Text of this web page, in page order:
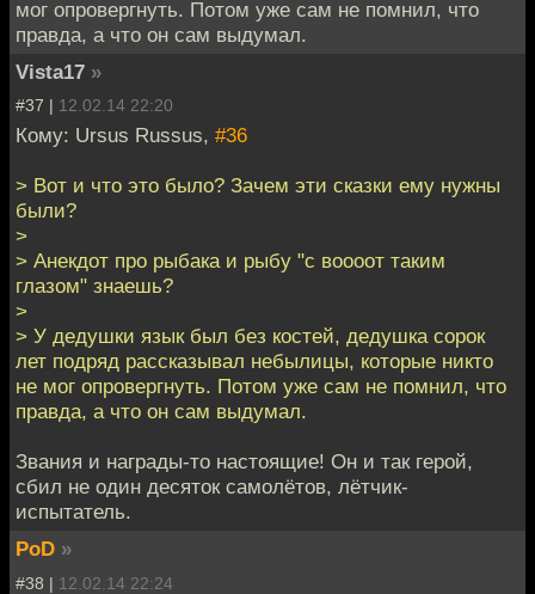
мог опровергнуть. Потом уже сам не помнил, что
правда, а что он сам выдумал.
Vista17 »
#37 | 12.02.14 22:20
Кому: Ursus Russus, #36
> Вот и что это было? Зачем эти сказки ему нужны
были?
>
> Анекдот про рыбака и рыбу "с воооот таким
глазом" знаешь?
>
> У дедушки язык был без костей, дедушка сорок
лет подряд рассказывал небылицы, которые никто
не мог опровергнуть. Потом уже сам не помнил, что
правда, а что он сам выдумал.
Звания и награды-то настоящие! Он и так герой,
сбил не один десяток самолётов, лётчик-
испытатель.
PoD »
#38 | 12.02.14 22:24